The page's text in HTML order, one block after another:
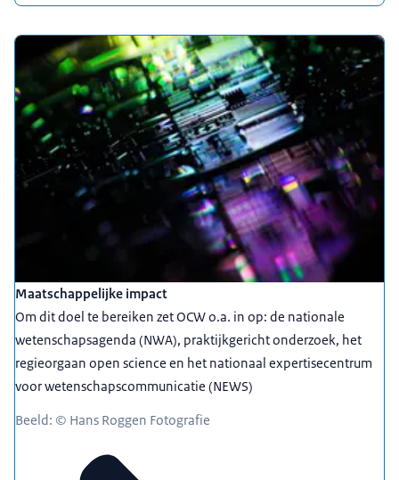
Maatschappelijke impact
Om dit doel te bereiken zet OCW o.a. in op: de nationale
wetenschapsagenda (NWA), praktijkgericht onderzoek, het
regieorgaan open science en het nationaal expertisecentrum
voor wetenschapscommunicatie (NEWS)
Beeld: © Hans Roggen Fotografie